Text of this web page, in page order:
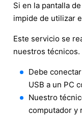
Si en la pantalla
impide de utilizar
Este servicio se
nuestros técnicos.
Debe
USB a un PC
Nuestro
computador y